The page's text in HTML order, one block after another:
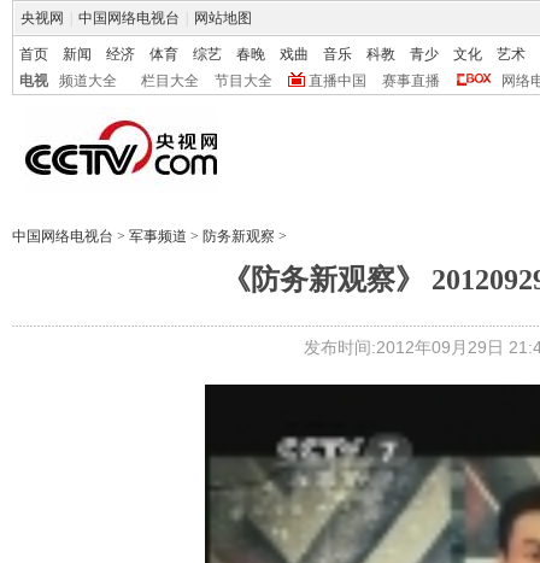
央视网 中国网络电视台 网站地图
首页 新闻 经济 体育 综艺 春晚 戏曲 音乐 科教 青少 文化
艺术
电视
频道大全 栏目大全 节目大全 直播中国 赛事直播 网络
中国网络电视台 > 军事频道 > 防务新观察 >
《防务新观察》
发布时间:2012年09月29日